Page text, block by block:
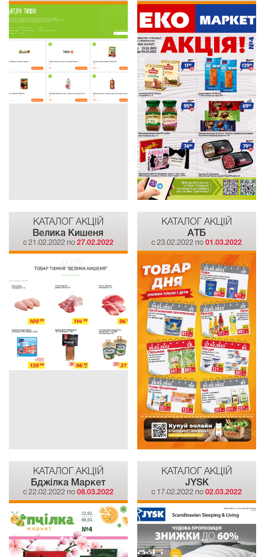
КАТАЛОГ АКЦІЙ
Велика Кишеня
c 21.02.2022 по 27.02.2022
КАТАЛОГ АКЦІЙ
АТБ
c 23.02.2022 по01.03.2022
КАТАЛОГ АКЦІЙ
Бджілка Mаркет
c 22.02.2022 по 08.03.2022
КАТАЛОГ АКЦІЙ
JYSK
c 17.02.2022 по02.03.2022